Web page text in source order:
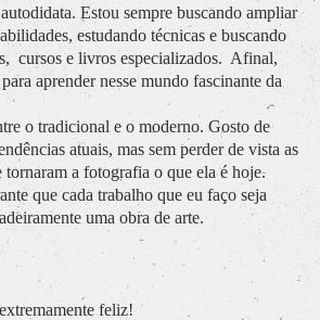
Estou sempre buscando ampliar
estudando técnicas e buscando
cursos e livros especializados. Afinal,
aprender nesse mundo fascinante da
o tradicional e o moderno. Gosto de
atuais, mas sem perder de vista as
tornaram a fotografia o que ela é hoje.
que cada trabalho que eu faço seja
uma obra de arte.
feliz!